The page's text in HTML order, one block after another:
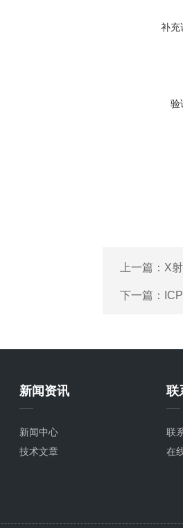
补充
验
上一篇： X
下一篇：
新闻资讯
新闻中心
技术文章
联
联
在